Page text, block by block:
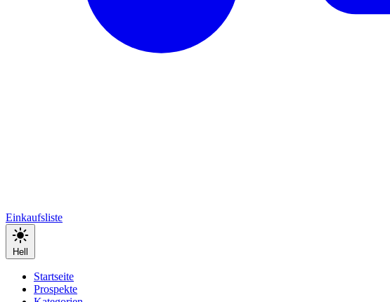
Einkaufsliste
Hell
Startseite
Prospekte